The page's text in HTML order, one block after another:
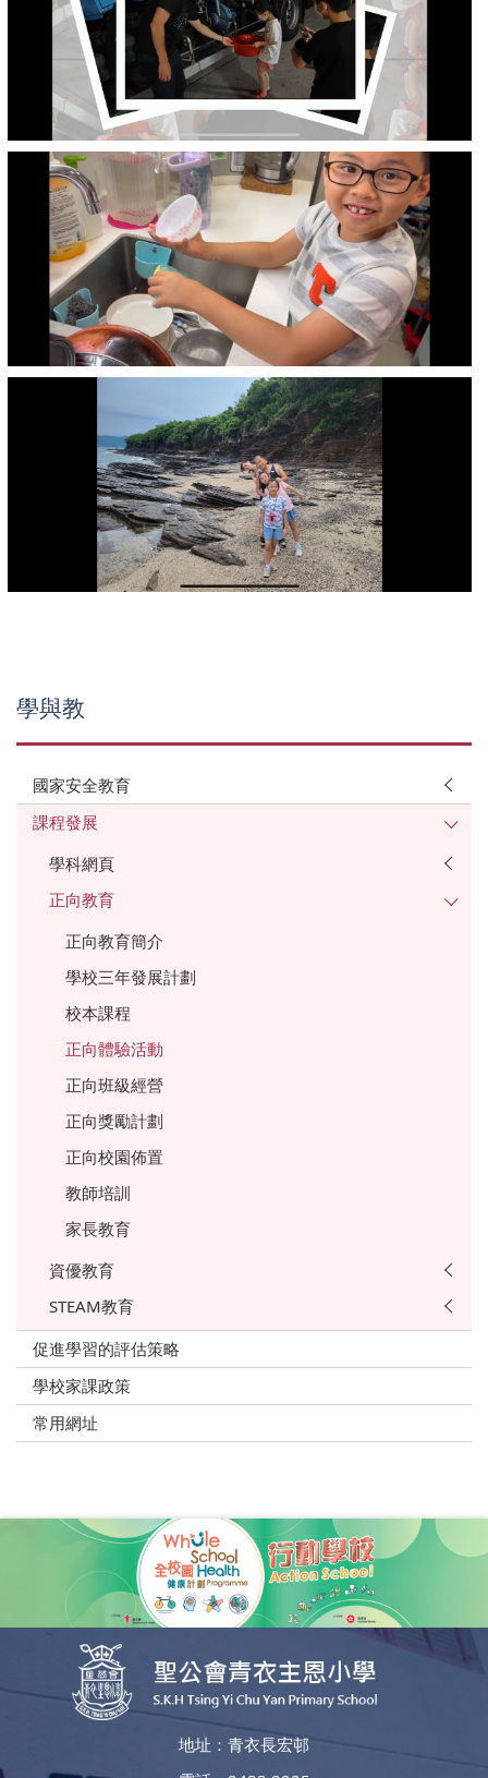
學與教
國家安全教育
課程發展
學科網頁
正向教育
正向教育簡介
學校三年發展計劃
校本課程
正向體驗活動
正向班級經營
正向獎勵計劃
正向校園佈置
教師培訓
家長教育
資優教育
STEAM教育
促進學習的評估策略
學校家課政策
常用網址
地址：青衣長宏邨